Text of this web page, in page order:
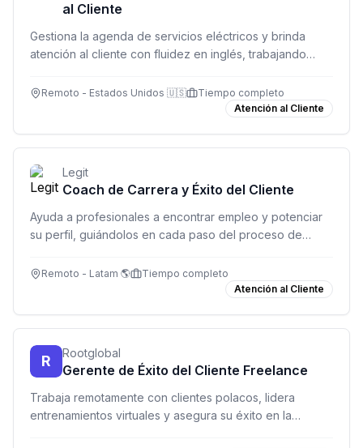
al Cliente
Gestiona la agenda de servicios eléctricos y brinda
atención al cliente con fluidez en inglés, trabajando
Remoto - Estados Unidos 🇺🇸
Tiempo completo
Atención al Cliente
Legit
Coach de Carrera y Éxito del Cliente
Ayuda a profesionales a encontrar empleo y potenciar
su perfil, guiándolos en cada paso del proceso de
Remoto - Latam 🌎
Tiempo completo
Atención al Cliente
R Rootglobal
Gerente de Éxito del Cliente Freelance
Trabaja remotamente con clientes polacos, lidera
entrenamientos virtuales y asegura su éxito en la